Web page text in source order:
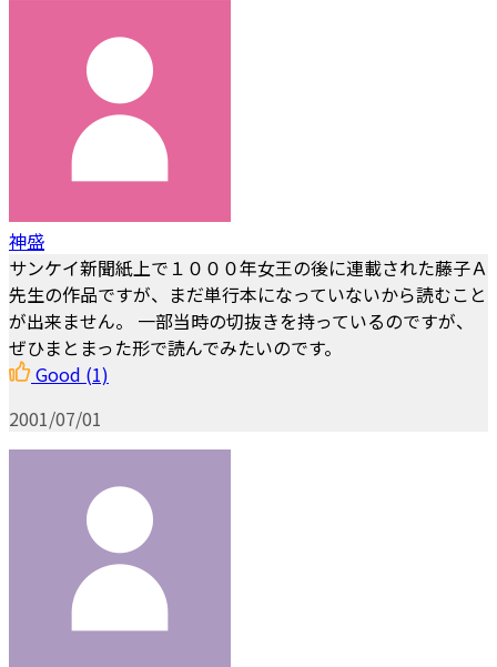
神盛
サンケイ新聞紙上で１０００年女王の後に連載された藤子Ａ
先生の作品ですが、まだ単行本になっていないから読むこと
が出来ません。 一部当時の切抜きを持っているのですが、
ぜひまとまった形で読んでみたいのです。
Good (1)
2001/07/01